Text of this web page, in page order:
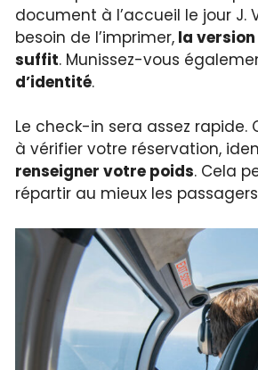
document à l’accueil le jour J.
besoin de l’imprimer, la
suffit. Munissez-vous
d’identité.
Le check-in sera assez rapide.
à vérifier votre réservation,
renseigner votre poids. Cela
répartir au mieux les